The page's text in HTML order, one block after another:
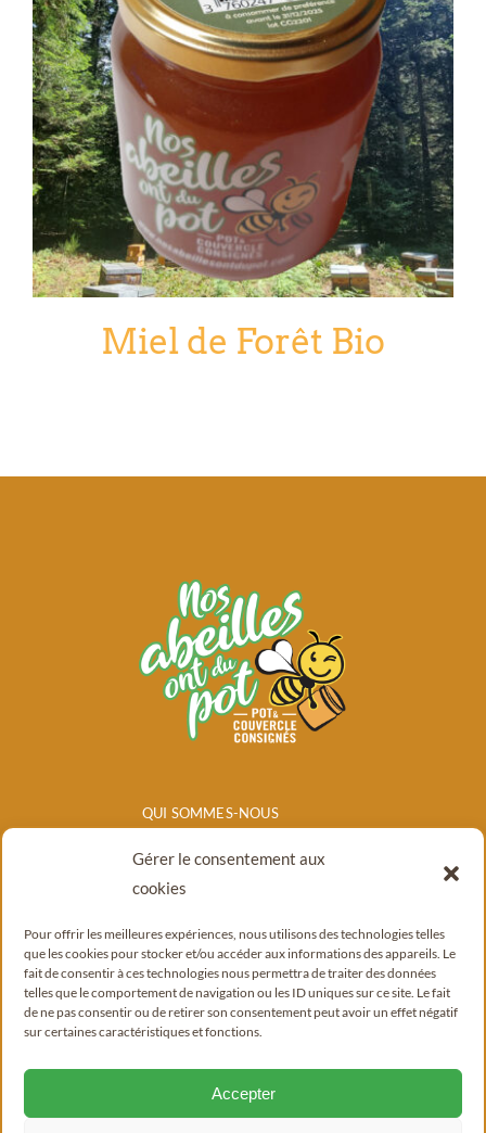
Gérer le consentement aux
cookies
Pour offrir les meilleures expériences, nous utilisons des technologies telles
que les cookies pour stocker et/ou accéder aux informations des appareils. Le
fait de consentir à ces technologies nous permettra de traiter des données
telles que le comportement de navigation ou les ID uniques sur ce site. Le fait
de ne pas consentir ou de retirer son consentement peut avoir un effet négatif
sur certaines caractéristiques et fonctions.
Accepter
Miel de Forêt Bio
QUI SOMMES-NOUS
NOS PRODUITS
POINTS DE
BLOG
CONTACT
© Copyright 2022 - 2026 |Mentions légales|Politique de confidentialité|